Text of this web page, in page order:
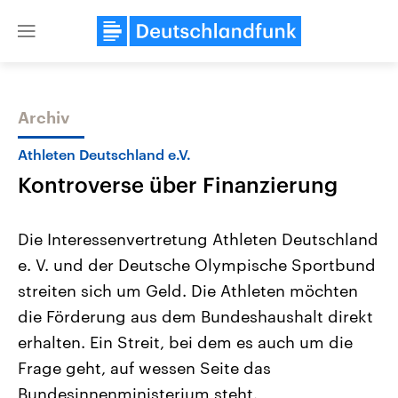
Close
Themen
Landtagswahl Sachsen-Anhalt
2026
Alle Informationen
Sachsen-Anhalt wählt am 6.
September 2026 einen neuen
Landtag. Seit 2021 wird das
Bundesland von einer Koalition aus
USA
Aktuelle Beiträge,
Hintergründe
Wirtschaftlich und
gehören die Vereinigten
mit großem Einfluss auf
Archiv
Athleten Deutschland e.V.
Kontroverse über Finanzierung
Die Interessenvertretung Athleten Deutschland
e. V. und der Deutsche Olympische Sportbund
streiten sich um Geld. Die Athleten möchten
die Förderung aus dem Bundeshaushalt direkt
erhalten. Ein Streit, bei dem es auch um die
Frage geht, auf wessen Seite das
Bundesinnenministerium steht.